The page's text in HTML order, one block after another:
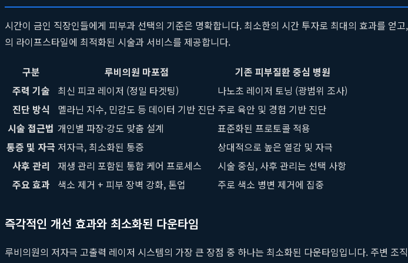
시간이 금인 직장인들에게 피부과 선택의 기준은 명확합니다. 최소한의 시간 투자로 최대의 효과를 얻
의 라이프스타일에 최적화된 시술과 서비스를 제공합니다.
구분 루비의원 마포점
기존 피부질환 중심 병원
주력 기술
최신 피코 레이저 (정밀 타겟팅)
나노초 레이저 토닝 (광범위 조사)
진단 방식
멜라닌 지수, 민감도 등 데이터 기반 진단 주로 육안 및 경험 기반 진단
시술 접근법 개인별 파장·강도 맞춤 설계
표준화된 프로토콜 적용
통증 및 자극 저자극, 최소화된 통증
상대적으로 높은 열감 및 자극
사후 관리 재생 관리 포함된 통합 케어 프로세스
시술 중심, 사후 관리는 선택 사항
주요 효과
색소 제거 + 피부 장벽 강화, 톤업 주로 색소 병변 제거에 집중
즉각적인 개선 효과와 최소화된 다운타임
루비의원의 저자극 고출력 레이저 시스템의 가장 큰 장점 중 하나는 최소화된 다운타임입니다. 주변